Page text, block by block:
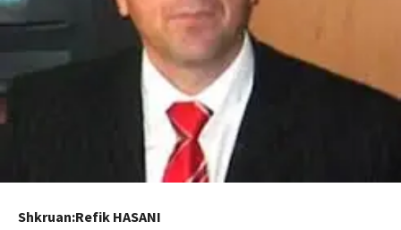
Shkruan:Refik HASANI